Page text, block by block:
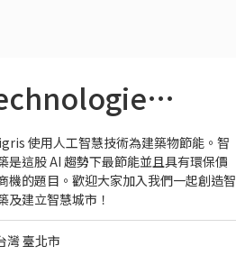
美商綠銅科技有限公司臺灣分公司 Verdigris Technologies, Inc.
使用人工智慧技術為建築物節能。智
是這股 AI 趨勢下最節能並且具有環保價
機的題目。歡迎大家加入我們一起創造智
及建立智慧城市！
灣 臺北市